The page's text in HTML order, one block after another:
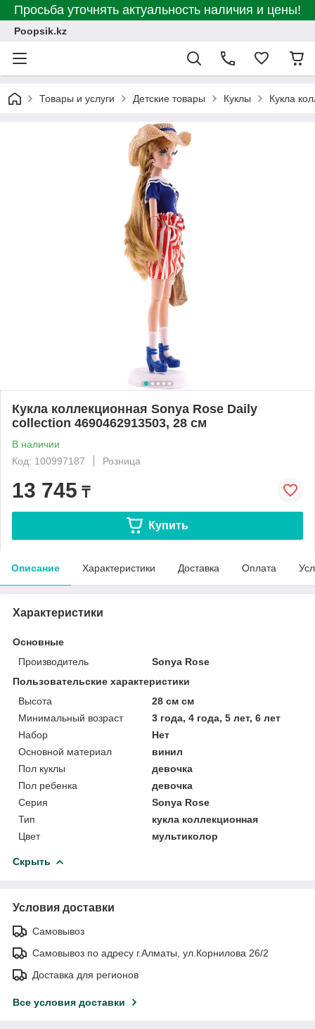
Просьба уточнять актуальность наличия и цены!
Poopsik.kz
Товары и услуги Детские товары Куклы Кукла
Кукла коллекционная Sonya Rose Daily
collection 4690462913503, 28 см
В наличии
Код: 100997187
Розница
13 745 ₸
Купить
Описание Характеристики Доставка Оплата
Характеристики
Основные
Производитель
Sonya Rose
Пользовательские характеристики
Высота
28 см см
Минимальный возраст
3 года, 4 года, 5 лет, 6 лет
Набор
Нет
Основной материал
винил
Пол куклы
девочка
Пол ребенка
девочка
Серия
Sonya Rose
Тип
кукла коллекционная
Цвет
мультиколор
Скрыть
Условия доставки
Самовывоз
Самовывоз по адресу г.Алматы, ул.Корнилова 26/2
Доставка для регионов
Все условия доставки